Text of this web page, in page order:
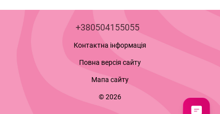
+380504155055
Контактна інформація
Повна версія сайту
Мапа сайту
© 2026